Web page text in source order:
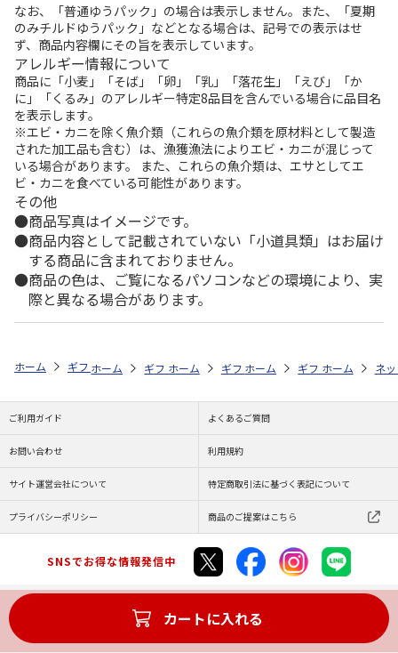
なお、「普通ゆうパック」の場合は表示しません。また、「夏期
のみチルドゆうパック」などとなる場合は、記号での表示はせ
ず、商品内容欄にその旨を表示しています。
アレルギー情報について
商品に「小麦」「そば」「卵」「乳」「落花生」「えび」「か
に」「くるみ」のアレルギー特定8品目を含んでいる場合に品目名
を表示します。
※エビ・カニを除く魚介類（これらの魚介類を原材料として製造
された加工品も含む）は、漁獲漁法によりエビ・カニが混じって
いる場合があります。 また、これらの魚介類は、エサとしてエ
ビ・カニを食べている可能性があります。
その他
商品写真はイメージです。
商品内容として記載されていない「小道具類」はお届け
する商品に含まれておりません。
商品の色は、ご覧になるパソコンなどの環境により、実
際と異なる場合があります。
カートに入れる
ホーム ギフトストア お中元・夏ギフト特集 2026 そうめん・麺類
ホーム ギフトストア お中元・夏ギフト特集 2026
ホーム ギフトストア お中元・夏ギフト
ホーム ギフトストア お
ホーム ネ
ご利用ガイド よくあるご質問
お問い合わせ 利用規約
サイト運営会社について 特定商取引法に基づく表記について
プライバシーポリシー 商品のご提案はこちら
SNSでお得な情報発信中